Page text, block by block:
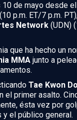
10 de mayo desde el
(10 p.m. ET/7 p.m.
Network (UDN)
que ha hecho un
MMA junto a
Tae Kwon Do
el primer asalto.
ésta vez por
el público general.